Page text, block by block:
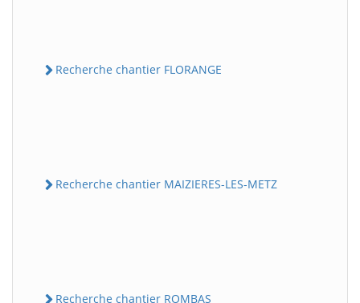
Recherche chantier FLORANGE
Recherche chantier MAIZIERES-LES-METZ
Recherche chantier ROMBAS